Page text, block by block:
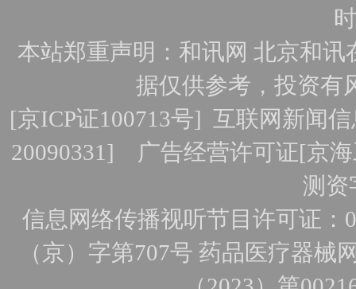
本站郑重声明：和讯网 北京和
据仅供参考，投资有
[京ICP证100713号]互联网新闻
20090331] 广告经营许可证[京
测资
信息网络传播视听节目许可证：
（京）字第707号 药品医疗器械